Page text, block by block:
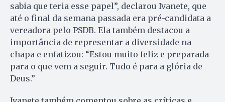
sabia que teria esse papel”, declarou Ivanete, que
até o final da semana passada era pré-candidata a
vereadora pelo PSDB. Ela também destacou a
importância de representar a diversidade na
chapa e enfatizou: “Estou muito feliz e preparada
para o que vem a seguir. Tudo é para a glória de
Deus.”